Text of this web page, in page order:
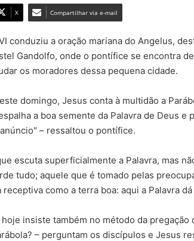
X Compartilhar via e-mail
conduziu a oração mariana do Angelus,
Gandolfo, onde o pontífice se encontra
os moradores dessa pequena cidade.
domingo, Jesus conta à multidão a
a boa semente da Palavra de Deus
– ressaltou o pontífice.
escuta superficialmente a Palavra, mas
tudo; aquele que é tomado pelas
como a terra boa: aqui a Palavra
hoje insiste também no método da
– perguntam os discípulos e Jesus